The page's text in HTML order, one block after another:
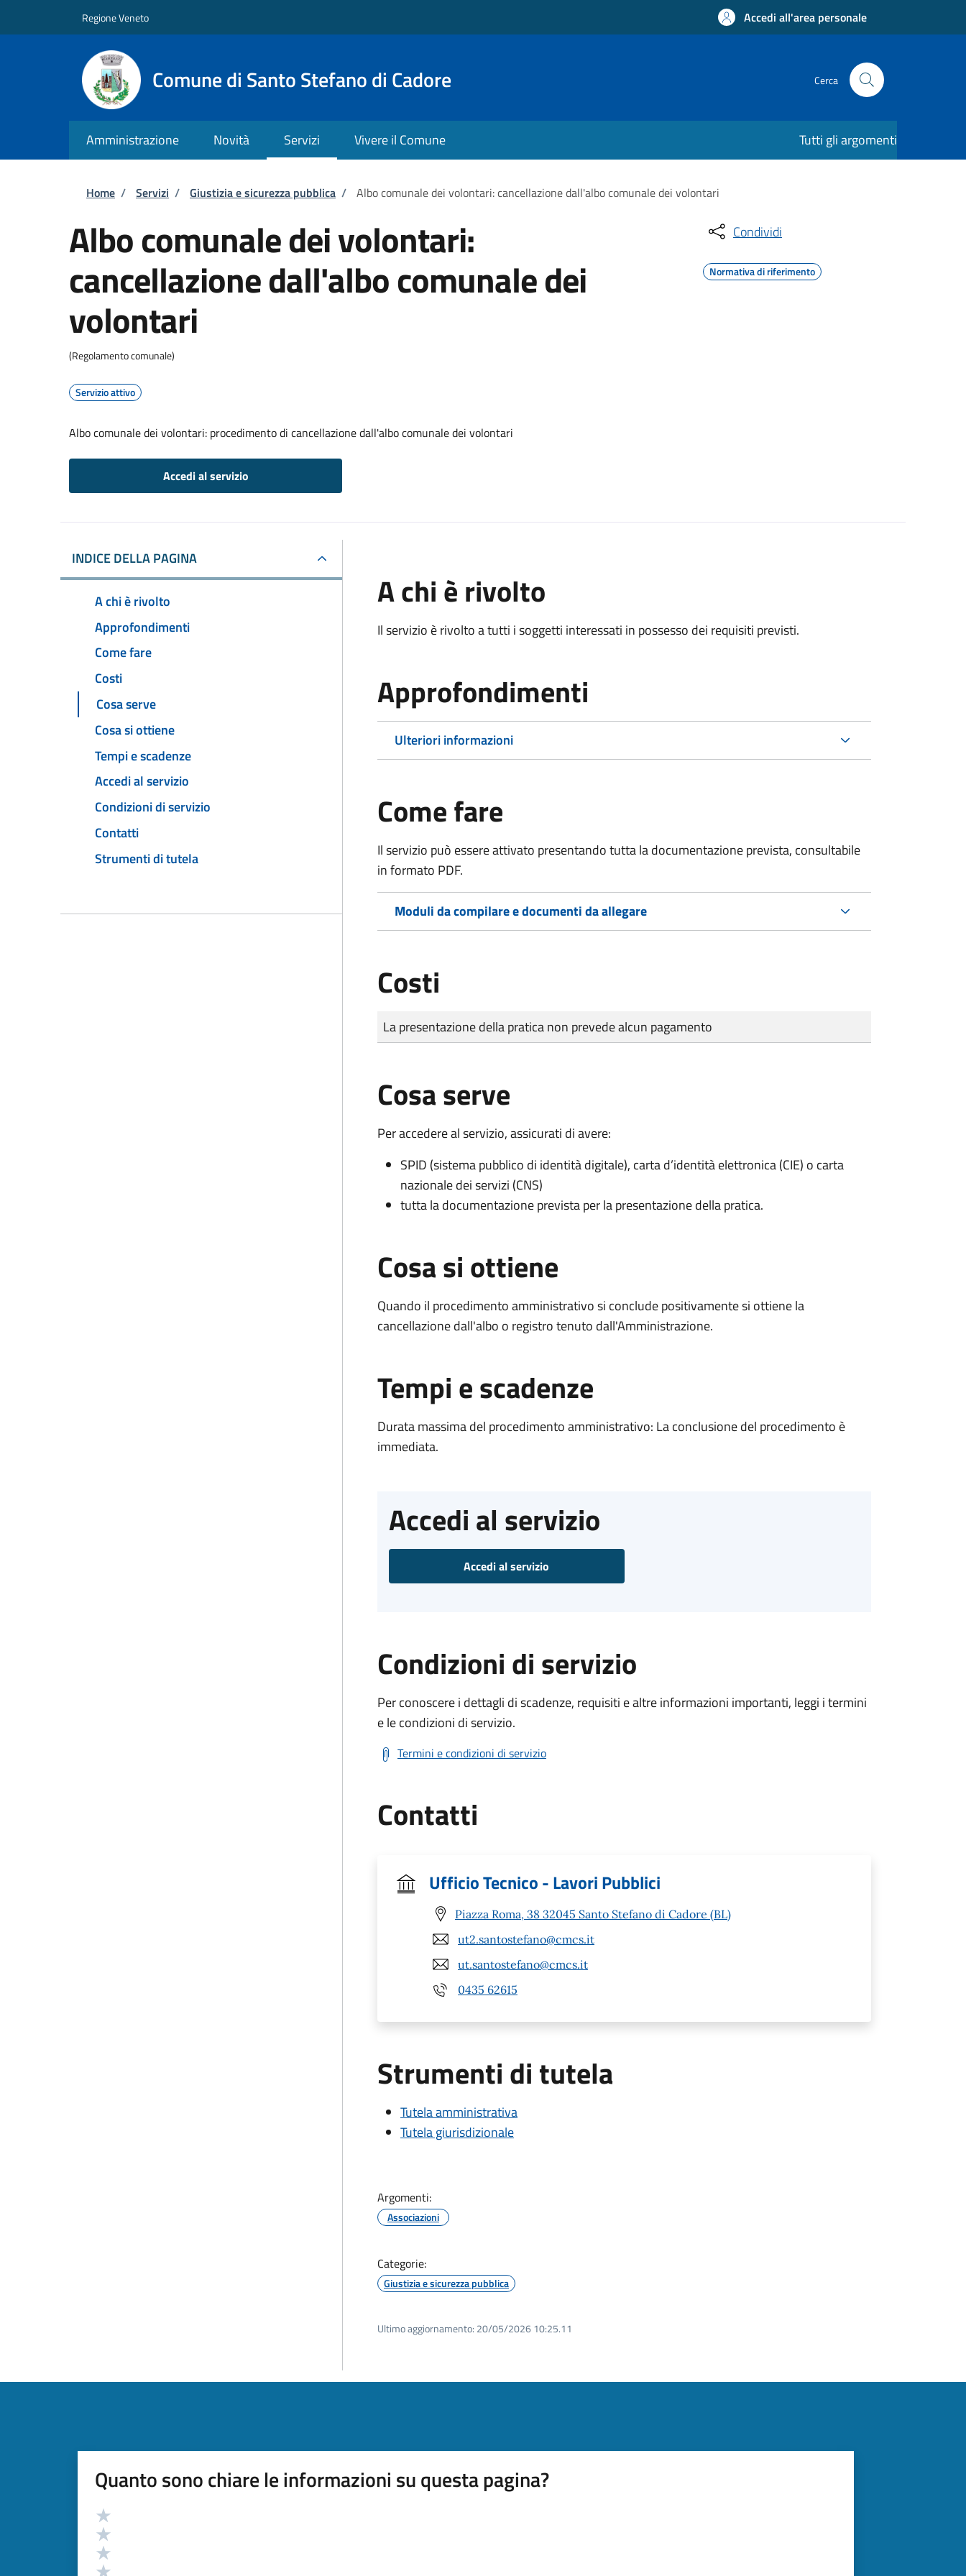
Regione Veneto Accedi all'area personale
Comune di Santo Stefano di Cadore Cerca
Amministrazione Novità Servizi Vivere il Comune Tutti gli argomenti
Briciole di pane
Home / Servizi / Giustizia e sicurezza pubblica / Albo comunale dei volontari: cancellazione dall'albo comunale dei volontari
Albo comunale dei volontari:
cancellazione dall'albo comunale dei
volontari
(Regolamento comunale)
Servizio attivo
Albo comunale dei volontari: procedimento di cancellazione dall'albo comunale dei volontari
Accedi al servizio
Condividi
Normativa di riferimento
INDICE DELLA PAGINA
A chi è rivolto
Approfondimenti
Come fare
Costi
Cosa serve
Cosa si ottiene
Tempi e scadenze
Accedi al servizio
Condizioni di servizio
Contatti
Strumenti di tutela
A chi è rivolto
Il servizio è rivolto a tutti i soggetti interessati in possesso dei requisiti previsti.
Approfondimenti
Ulteriori informazioni
Come fare
Il servizio può essere attivato presentando tutta la documentazione prevista, consultabile
in formato PDF.
Moduli da compilare e documenti da allegare
Costi
Tipo di pagamento
Importo
La presentazione della pratica non prevede alcun pagamento
Cosa serve
Per accedere al servizio, assicurati di avere:
SPID (sistema pubblico di identità digitale), carta d’identità elettronica (CIE) o carta
nazionale dei servizi (CNS)
tutta la documentazione prevista per la presentazione della pratica.
Cosa si ottiene
Quando il procedimento amministrativo si conclude positivamente si ottiene la
cancellazione dall'albo o registro tenuto dall'Amministrazione.
Tempi e scadenze
Durata massima del procedimento amministrativo: La conclusione del procedimento è
immediata.
Accedi al servizio
Accedi al servizio
Condizioni di servizio
Per conoscere i dettagli di scadenze, requisiti e altre informazioni importanti, leggi i termini
e le condizioni di servizio.
Termini e condizioni di servizio
Contatti
Ufficio Tecnico - Lavori Pubblici
Piazza Roma, 38 32045 Santo Stefano di Cadore (BL)
ut2.santostefano@cmcs.it
ut.santostefano@cmcs.it
0435 62615
Strumenti di tutela
Tutela amministrativa
Tutela giurisdizionale
Argomenti:
Associazioni
Categorie:
Giustizia e sicurezza pubblica
Ultimo aggiornamento: 20/05/2026 10:25.11
Quanto sono chiare le informazioni su questa pagina?
Valutazione